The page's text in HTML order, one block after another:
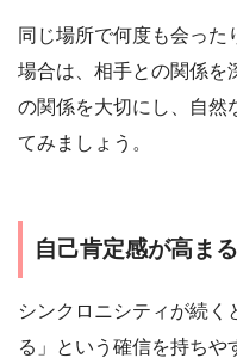
同じ場所で何度も会った
場合は、相手との関係を
の関係を大切にし、自然
てみましょう。
自己肯定感が高まる
シンクロニシティが続く
る」という確信を持ちや